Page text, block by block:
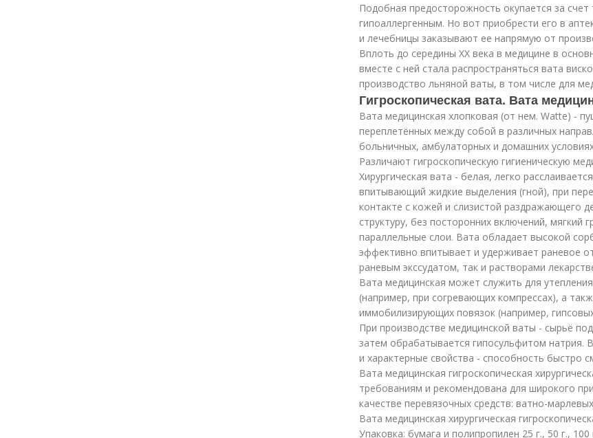
Подобная предосторожность окупается за счет
гипоаллергенным. Но вот приобрести его в
и лечебницы заказывают ее напрямую от
Вплоть до середины XX века в медицине в
вместе с ней стала распространяться вата
производство льняной ваты, в том числе для
Гигроскопическая вата. Вата
Вата медицинская хлопковая (от нем. Watte) -
переплетённых между собой в различных
больничных, амбулаторных и домашних
Различают гигроскопическую гигиеническую
Хирургическая вата - белая, легко
впитывающий жидкие выделения (гной), при
контакте с кожей и слизистой раздражающего
структуру, без посторонних включений, мягкий
параллельные слои. Вата обладает высокой
эффективно впитывает и удерживает раневое
раневым экссудатом, так и растворами
Вата медицинская может служить для
(например, при согревающих компрессах), а
иммобилизирующих повязок (например,
При производстве медицинской ваты - сырьё
затем обрабатывается гипосульфитом натрия.
и характерные свойства - способность быстро
Вата медицинская гигроскопическая
требованиям и рекомендована для широкого
качестве перевязочных средств: ватно-
Вата медицинская хирургическая
Упаковка: бумага и полипропилен 25 г., 50 г., 100